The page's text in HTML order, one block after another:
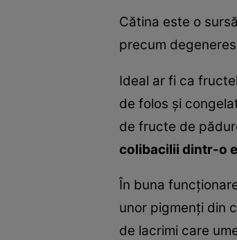
Cătina este o
precum
Ideal ar fi ca
de folos şi
de fructe de
colibacilii dintr-o
În buna
unor pigmenţi din
de lacrimi care